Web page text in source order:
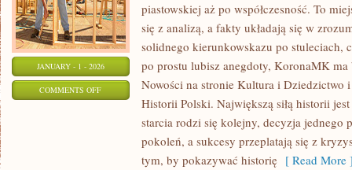
JANUARY - 1 - 2026
COMMENTS OFFON
piastowskiej aż po współczesność. To
się z analizą, a fakty układają się w
solidnego kierunkowskazu po stuleciach,
po prostu lubisz anegdoty, KoronaMK
Nowości na stronie Kultura i Dziedzictwo
Historii Polski. Największą siłą historii
starcia rodzi się kolejny, decyzja jednego
pokoleń, a sukcesy przeplatają się z
tym, by pokazywać historię [ Read More